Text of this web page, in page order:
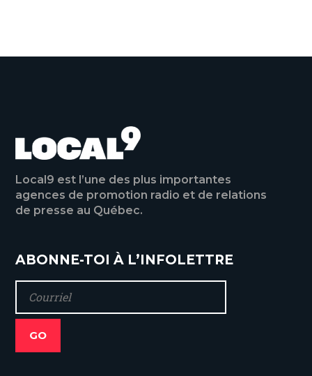
Local9 est l’une des plus importantes
agences de promotion radio et de relations
de presse au Québec.
ABONNE-TOI À L’INFOLETTRE